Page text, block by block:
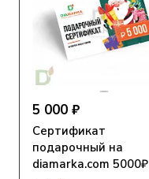
5 000 ₽
Сертификат
подарочный на
diamarka.com 5000₽